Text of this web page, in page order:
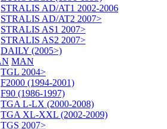
STRALIS AD/AT1 2002-2006
STRALIS AD/AT2 2007>
STRALIS AS1 2007>
STRALIS AS2 2007>
DAILY (2005>)
MAN
TGL 2004>
F2000 (1994-2001)
F90 (1986-1997)
TGA L-LX (2000-2008)
TGA XL-XXL (2002-2009)
TGS 2007>